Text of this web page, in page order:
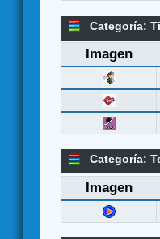
Categoría:
Imagen
Categoría:
Imagen